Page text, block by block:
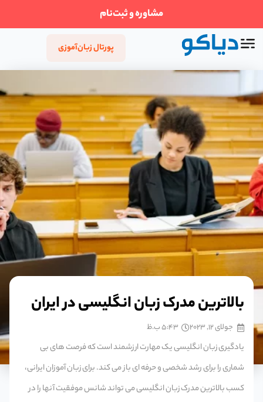
مشاوره و ثبت‌نام
پورتال زبان‌آموزی
بالاترین مدرک زبان انگلیسی در ایران
جولای 12, 2023 5:43 ب.ظ
یادگیری زبان انگلیسی یک مهارت ارزشمند است که فرصت های بی
شماری را برای رشد شخصی و حرفه ای باز می کند. برای زبان آموزان ایرانی،
کسب بالاترین مدرک زبان انگلیسی می تواند شانس موفقیت آنها را در